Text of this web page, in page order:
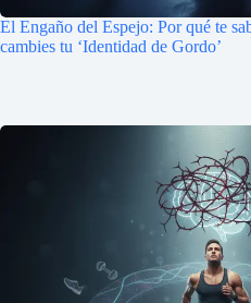
El Engaño del Espejo: Por qué te
cambies tu ‘Identidad de Gordo’